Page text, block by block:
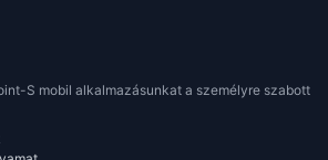
S mobil alkalmazásunkat a személyre szabott